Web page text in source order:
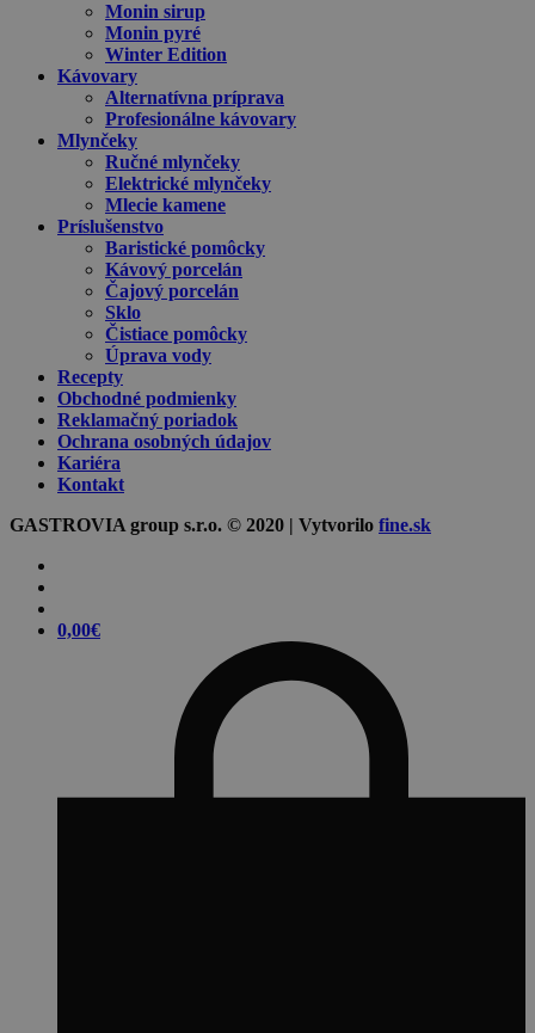
Monin sirup
Monin pyré
Winter Edition
Kávovary
Alternatívna príprava
Profesionálne kávovary
Mlynčeky
Ručné mlynčeky
Elektrické mlynčeky
Mlecie kamene
Príslušenstvo
Baristické pomôcky
Kávový porcelán
Čajový porcelán
Sklo
Čistiace pomôcky
Úprava vody
Recepty
Obchodné podmienky
Reklamačný poriadok
Ochrana osobných údajov
Kariéra
Kontakt
GASTROVIA group s.r.o. © 2020 | Vytvorilo fine.sk
0,00€